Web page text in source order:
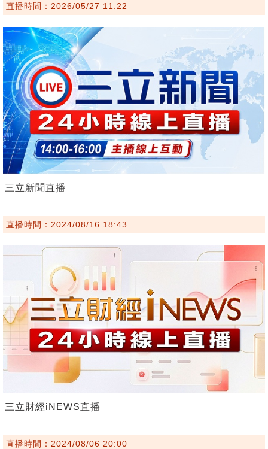
直播時間：2026/05/27 11:22
三立新聞直播
直播時間：2024/08/16 18:43
三立財經iNEWS直播
直播時間：2024/08/06 20:00